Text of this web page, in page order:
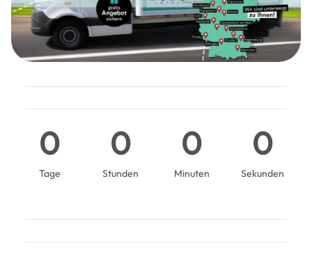
0
Tage
0
Stunden
0
Minuten
0
Sekunden